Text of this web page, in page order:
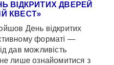
ВІДКРИТИХ ДВЕРЕЙ
КВЕСТ»
День відкритих
форматі —
дав можливість
не лише ознайомитися з